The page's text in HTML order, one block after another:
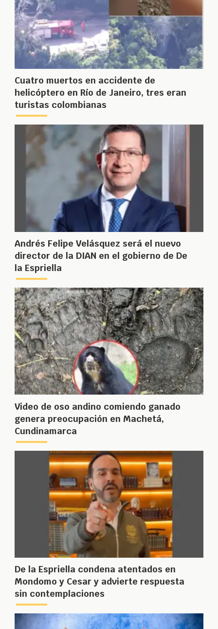
Cuatro muertos en accidente de
helicóptero en Río de Janeiro, tres eran
turistas colombianas
Andrés Felipe Velásquez será el nuevo
director de la DIAN en el gobierno de De
la Espriella
Video de oso andino comiendo ganado
genera preocupación en Machetá,
Cundinamarca
De la Espriella condena atentados en
Mondomo y Cesar y advierte respuesta
sin contemplaciones